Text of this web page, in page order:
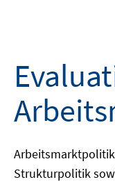
Strukturpolitik